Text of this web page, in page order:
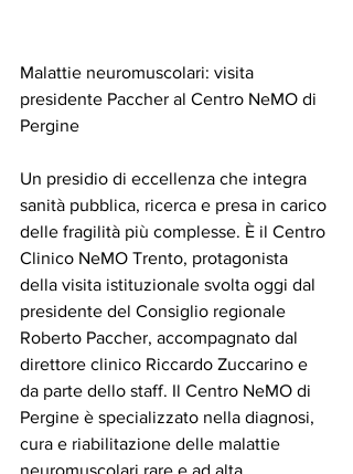
Malattie neuromuscolari: visita
presidente Paccher al Centro NeMO di
Pergine
Un presidio di eccellenza che integra
sanità pubblica, ricerca e presa in carico
delle fragilità più complesse. È il Centro
Clinico NeMO Trento, protagonista
della visita istituzionale svolta oggi dal
presidente del Consiglio regionale
Roberto Paccher, accompagnato dal
direttore clinico Riccardo Zuccarino e
da parte dello staff. Il Centro NeMO di
Pergine è specializzato nella diagnosi,
cura e riabilitazione delle malattie